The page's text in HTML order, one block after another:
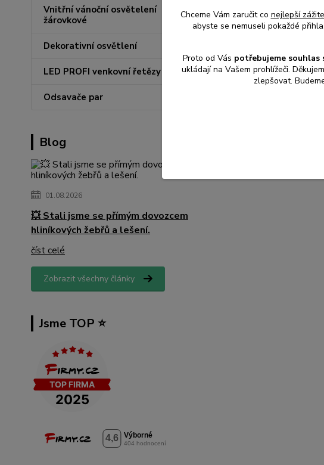
Vnitřní vánoční osvětelení
žárovkové
Dekorativní osvětlení
LED PROFI venkovní řetězy
Odsavače par
Blog
01.08.2026
💥 Stali jsme se přímým dovozcem
hliníkových žebřů a lešení.
číst celé
Zobrazit všechny články
Jsme TOP ⭐️
Chceme Vám zaručit co nejlepší
abyste se nemuseli pokaždé
Proto od Vás potřebujeme souhlas
ukládají na Vašem prohlížeči.
zlepšovat.